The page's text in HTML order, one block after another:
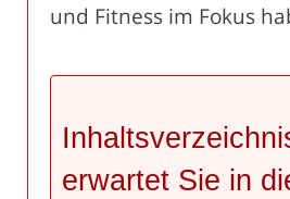
und Fitness im Fokus
erwartet Sie in